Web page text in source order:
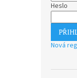
Heslo
Nová